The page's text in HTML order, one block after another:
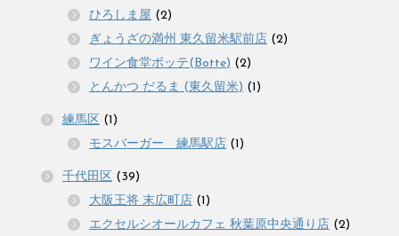
ひろしま屋 (2)
ぎょうざの満州 東久留米駅前店 (2)
ワイン食堂ボッテ(Botte) (2)
とんかつ だるま (東久留米) (1)
練馬区 (1)
モスバーガー 練馬駅店 (1)
千代田区 (39)
大阪王将 末広町店 (1)
エクセルシオールカフェ 秋葉原中央通り店 (2)